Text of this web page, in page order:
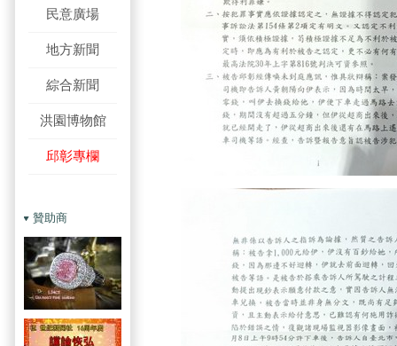
民意廣場
地方新聞
綜合新聞
洪園博物館
邱彰專欄
贊助商